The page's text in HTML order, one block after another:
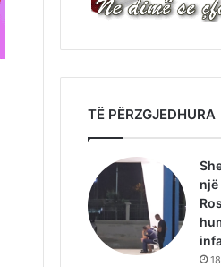
TË PËRZGJEDHURA